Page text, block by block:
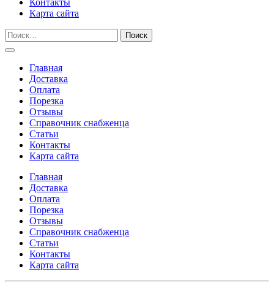
Контакты
Карта сайта
Главная
Доставка
Оплата
Порезка
Отзывы
Справочник снабженца
Статьи
Контакты
Карта сайта
Главная
Доставка
Оплата
Порезка
Отзывы
Справочник снабженца
Статьи
Контакты
Карта сайта